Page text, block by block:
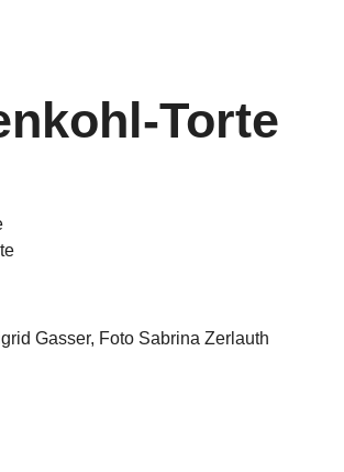
Torte
Gasser, Foto Sabrina Zerlauth